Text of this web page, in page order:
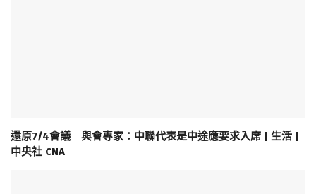
還原7/4會議 與會專家：中聯代表是中途應要求入席 | 生活 |
中央社 CNA